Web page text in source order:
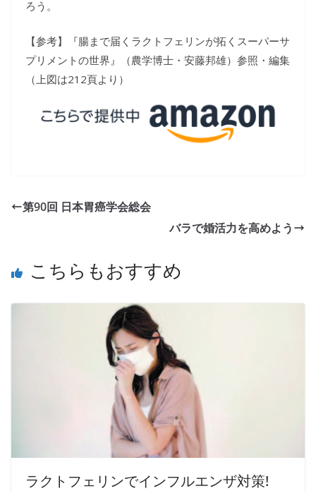
ろう。
【参考】『腸まで届くラクトフェリンが拓くスーパーサ
プリメントの世界』（農学博士・安藤邦雄）参照・編集
（上図は212頁より）
第90回 日本胃癌学会総会
バラで婚活力を高めよう
こちらもおすすめ
ラクトフェリンでインフルエンザ対策!